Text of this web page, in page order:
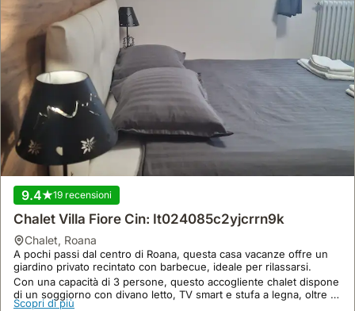
9.4 19 recensioni
Chalet Villa Fiore Cin: It024085c2yjcrrn9k
chalet, Roana
A pochi passi dal centro di Roana, questa casa vacanze offre un
giardino privato recintato con barbecue, ideale per rilassarsi.
Con una capacità di 3 persone, questo accogliente chalet dispone
di un soggiorno con divano letto, TV smart e stufa a legna, oltre a
un parcheggio privato.
Scopri di più